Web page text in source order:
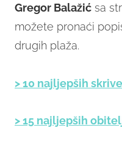
Gregor Balažić sa
možete pronaći
drugih plaža.
> 10 najljepših
> 15 najljepših